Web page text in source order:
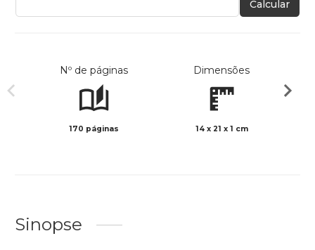
Calcular
Nº de páginas
170 páginas
Dimensões
14 x 21 x 1 cm
Sinopse